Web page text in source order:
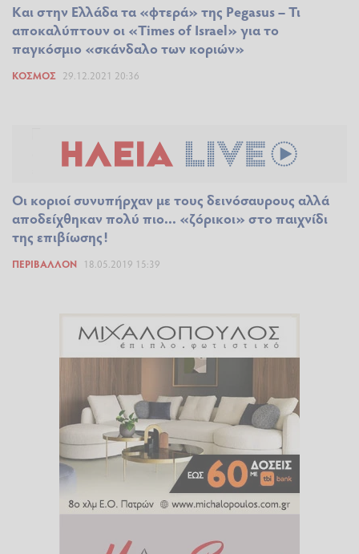
Και στην Ελλάδα τα «φτερά» της Pegasus – Τι
αποκαλύπτουν οι «Times of Israel» για το
παγκόσμιο «σκάνδαλο των κοριών»
ΚΌΣΜΟΣ 29.12.2021 20:36
Οι κοριοί συνυπήρχαν με τους δεινόσαυρους αλλά
αποδείχθηκαν πολύ πιο... «ζόρικοι» στο παιχνίδι
της επιβίωσης!
ΠΕΡΙΒΆΛΛΟΝ 18.05.2019 15:39